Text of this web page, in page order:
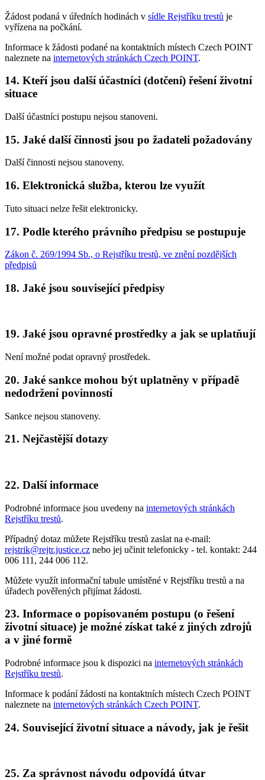
Žádost podaná v úředních hodinách v sídle Rejstříku trestů je
vyřízena na počkání.
Informace k žádosti podané na kontaktních místech Czech POINT
naleznete na internetových stránkách Czech POINT.
14. Kteří jsou další účastníci (dotčení) řešení životní
situace
Další účastníci postupu nejsou stanoveni.
15. Jaké další činnosti jsou po žadateli požadovány
Další činnosti nejsou stanoveny.
16. Elektronická služba, kterou lze využít
Tuto situaci nelze řešit elektronicky.
17. Podle kterého právního předpisu se postupuje
Zákon č. 269/1994 Sb., o Rejstříku trestů, ve znění pozdějších
předpisů
18. Jaké jsou související předpisy
19. Jaké jsou opravné prostředky a jak se uplatňují
Není možné podat opravný prostředek.
20. Jaké sankce mohou být uplatněny v případě
nedodržení povinností
Sankce nejsou stanoveny.
21. Nejčastější dotazy
22. Další informace
Podrobné informace jsou uvedeny na internetových stránkách
Rejstříku trestů.
Případný dotaz můžete Rejstříku trestů zaslat na e-mail:
rejstrik@rejtr.justice.cz nebo jej učinit telefonicky - tel. kontakt: 244
006 111, 244 006 112.
Můžete využít informační tabule umístěné v Rejstříku trestů a na
úřadech pověřených přijímat žádosti.
23. Informace o popisovaném postupu (o řešení
životní situace) je možné získat také z jiných zdrojů
a v jiné formě
Podrobné informace jsou k dispozici na internetových stránkách
Rejstříku trestů.
Informace k podání žádosti na kontaktních místech Czech POINT
naleznete na internetových stránkách Czech POINT.
24. Související životní situace a návody, jak je řešit
25. Za správnost návodu odpovídá útvar